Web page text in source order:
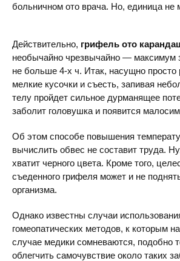
больничном ото врача. Но, единица не
Действительно, грифель ото
необычайно чрезвычайно — максимум
не больше 4-х ч. Итак, насущно
мелкие кусочки и съесть, запивая
телу пройдет сильное дурманящее
заболит головушка и появится
Об этом способе повышения
вычислить обвес не составит труда.
хватит черного цвета. Кроме того,
съеденного грифеля может и не
организма.
Однако известны случаи
гомеопатических методов, к которым
случае медики сомневаются, подобно
облегчить самочувствие около таких